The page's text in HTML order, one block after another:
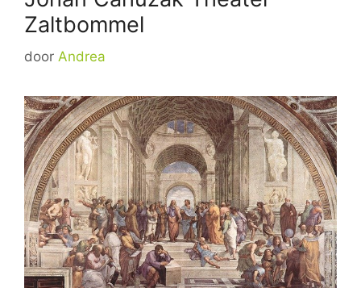
Zaltbommel
door Andrea